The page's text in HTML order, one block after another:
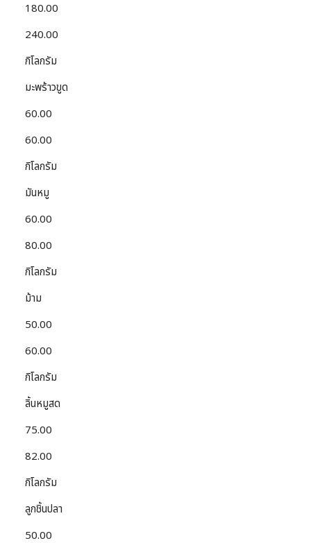
180.00
240.00
กิโลกรัม
มะพร้าวขูด
60.00
60.00
กิโลกรัม
มันหมู
60.00
80.00
กิโลกรัม
ม้าม
50.00
60.00
กิโลกรัม
ลิ้นหมูสด
75.00
82.00
กิโลกรัม
ลูกชิ้นปลา
50.00